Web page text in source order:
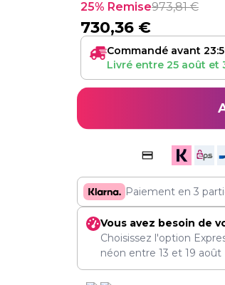
25% Remise973,81€
730,36 €
Commandé avant
Livré entre 25 août et
Paiement en 3
Vous avez besoin de
Choisissez l'option
néon entre 13 et 19 août